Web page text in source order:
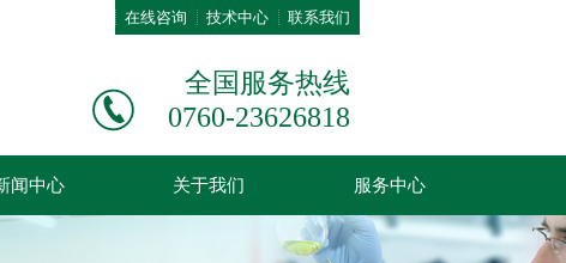
在线咨询 技术中心 联系我们
全国服务热线
0760-23626818
闻中心 关于我们 服务中心